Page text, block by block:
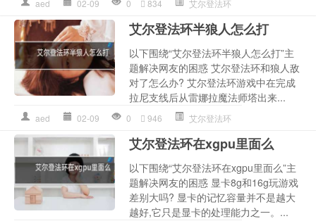
aed 02-09 0 834 艾尔登法环
艾尔登法环半狼人怎么打
以下围绕“艾尔登法环半狼人怎么打”主
题解决网友的困惑 艾尔登法环和狼人敌
对了怎么办? 艾尔登法环游戏中在完成
拉尼支线后从雷娜拉魔法师塔出来...
aed 02-09 0 946 艾尔登法环
艾尔登法环在xgpu里面么
以下围绕“艾尔登法环在xgpu里面么”主
题解决网友的困惑 显卡8g和16g玩游戏
差别大吗? 显卡的记忆容量并不是越大
越好,它只是显卡的处理能力之一。...